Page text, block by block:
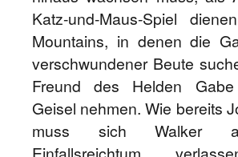
Katz-und-Maus-Spiel
Mountains, in denen die
verschwundener Beute
Freund des Helden
Geisel nehmen. Wie bereits
muss sich Walker